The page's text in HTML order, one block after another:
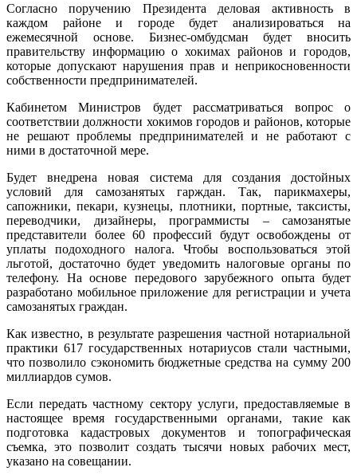
Согласно поручению Президента деловая активность в
каждом районе и городе будет анализироваться на
ежемесячной основе. Бизнес-омбудсман будет вносить
правительству информацию о хокимах районов и городов,
которые допускают нарушения прав и неприкосновенности
собственности предпринимателей.
Кабинетом Министров будет рассматриваться вопрос о
соответствии должности хокимов городов и районов, которые
не решают проблемы предпринимателей и не работают с
ними в достаточной мере.
Будет внедрена новая система для создания достойных
условий для самозанятых гарждан. Так, парикмахеры,
сапожники, пекари, кузнецы, плотники, портные, таксисты,
переводчики, дизайнеры, программисты – самозанятые
представители более 60 профессий будут освобождены от
уплаты подоходного налога. Чтобы воспользоваться этой
льготой, достаточно будет уведомить налоговые органы по
телефону. На основе передового зарубежного опыта будет
разработано мобильное приложение для регистрации и учета
самозанятых граждан.
Как известно, в результате разрешения частной нотариальной
практики 617 государственных нотариусов стали частными,
что позволило сэкономить бюджетные средства на сумму 200
миллиардов сумов.
Если передать частному сектору услуги, предоставляемые в
настоящее время государственными органами, такие как
подготовка кадастровых документов и топографическая
съемка, это позволит создать тысячи новых рабочих мест,
указано на совещании.